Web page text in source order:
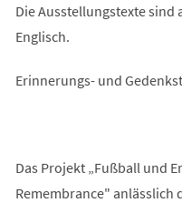
Die Ausstellungstexte sind
Englisch.
Erinnerungs- und
Das Projekt „Fußball und
Remembrance" anlässlich